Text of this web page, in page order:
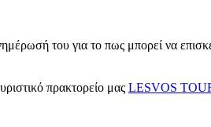
του για το πως μπορεί να
πρακτορείο μας LESVOS